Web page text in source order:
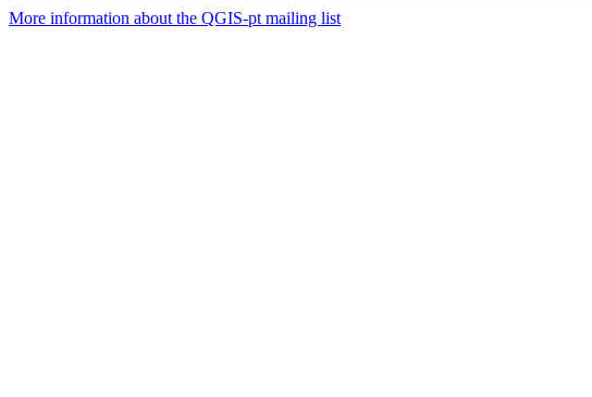
More information about the QGIS-pt mailing list